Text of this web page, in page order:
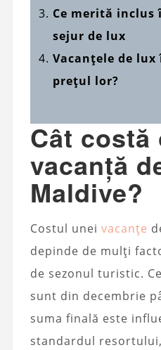
Ce merită
sejur de lux
Vacanțele de
prețul lor?
Cât costă
vacanță
Maldive?
Costul unei vacanțe
depinde de mulți
de sezonul turistic.
sunt din decembrie
suma finală este
standardul